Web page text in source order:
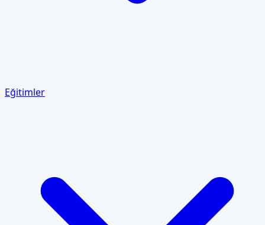
Eğitimler